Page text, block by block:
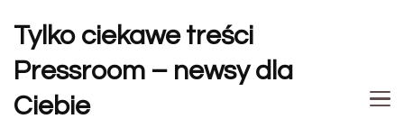
Tylko ciekawe treści
Pressroom – newsy dla
Ciebie